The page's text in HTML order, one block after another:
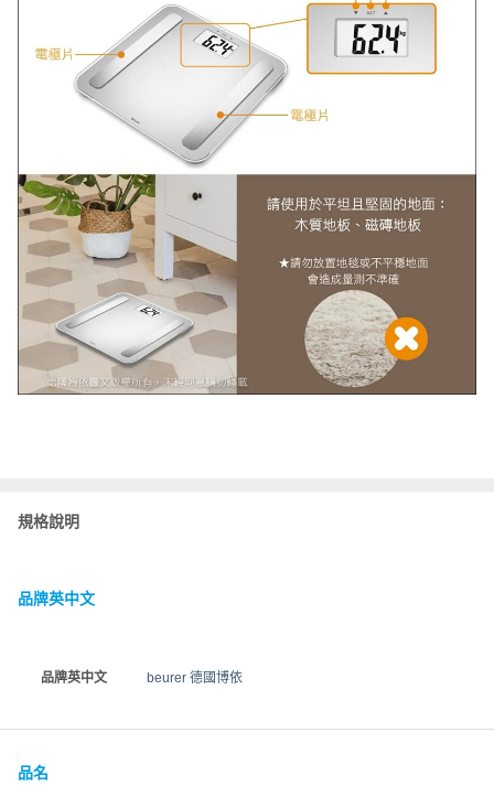
規格說明
品牌英中文
品牌英中文 beurer 德國博依
品名